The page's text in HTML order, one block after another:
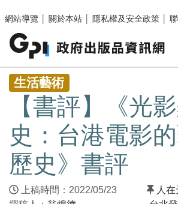
網站導覽
關於本站 隱私權及安全政策
:::
生活藝術
【書評】《光
史：台港電影
歷史》書評
上稿時間：2022/05/23
人